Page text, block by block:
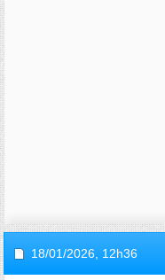
18/01/2026, 12h36